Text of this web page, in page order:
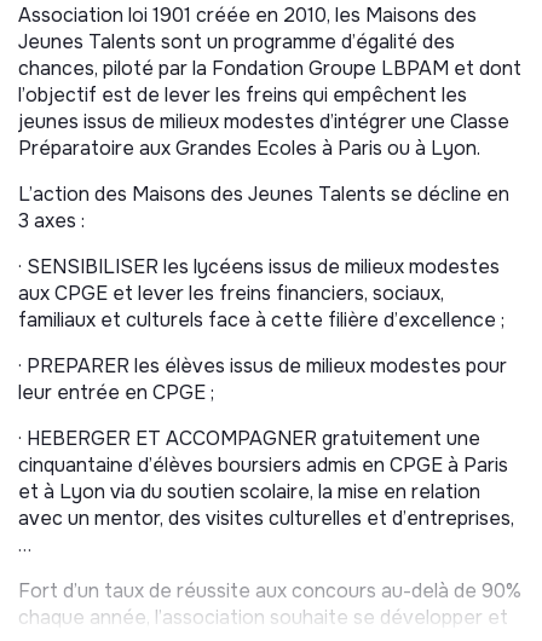
Association loi 1901 créée en 2010, les Maisons des
Jeunes Talents sont un programme d’égalité des
chances, piloté par la Fondation Groupe LBPAM et dont
l’objectif est de lever les freins qui empêchent les
jeunes issus de milieux modestes d’intégrer une Classe
Préparatoire aux Grandes Ecoles à Paris ou à Lyon.
L’action des Maisons des Jeunes Talents se décline en
3 axes :
· SENSIBILISER les lycéens issus de milieux modestes
aux CPGE et lever les freins financiers, sociaux,
familiaux et culturels face à cette filière d’excellence ;
· PREPARER les élèves issus de milieux modestes pour
leur entrée en CPGE ;
· HEBERGER ET ACCOMPAGNER gratuitement une
cinquantaine d’élèves boursiers admis en CPGE à Paris
et à Lyon via du soutien scolaire, la mise en relation
avec un mentor, des visites culturelles et d’entreprises,
…
Fort d’un taux de réussite aux concours au-delà de 90%
chaque année, l’association souhaite se développer et